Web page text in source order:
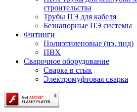
строительства
Трубы ПЭ для кабеля
Безнапорные ПЭ системы
Фитинги
Полиэтиленовые (пэ, пнд)
ПВХ
Сварочное оборудование
Сварка в стык
Электромуфтовая сварка